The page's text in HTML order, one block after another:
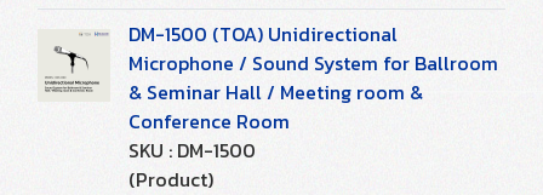
DM-1500 (TOA) Unidirectional
Microphone / Sound System for Ballroom
& Seminar Hall / Meeting room &
Conference Room
SKU : DM-1500
(Product)